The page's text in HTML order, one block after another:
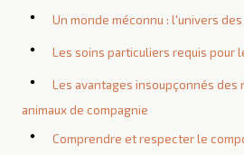
Un monde méconnu : l'univers
Les soins particuliers requis pour
Les avantages insoupçonnés des
animaux de compagnie
Comprendre et respecter le